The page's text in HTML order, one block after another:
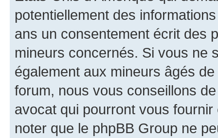
potentiellement des
ans un consentement écrit des
mineurs concernés. Si vous ne
également aux mineurs âgés
forum, nous vous conseillons
avocat qui pourront vous
noter que le phpBB Group ne